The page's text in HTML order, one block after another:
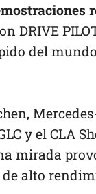
DRIVE
del
y el CLA
mirada
alto